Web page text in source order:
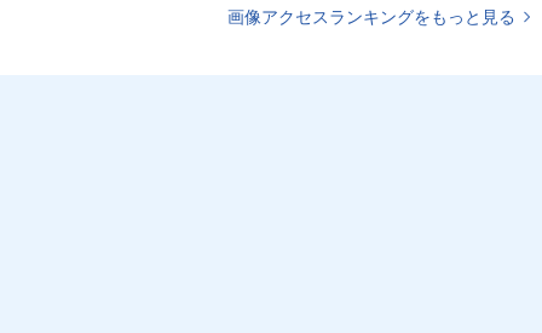
画像アクセスランキングをもっと見る